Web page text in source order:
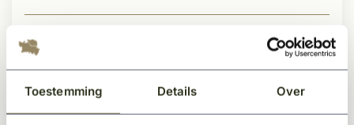
Toestemming Details Over